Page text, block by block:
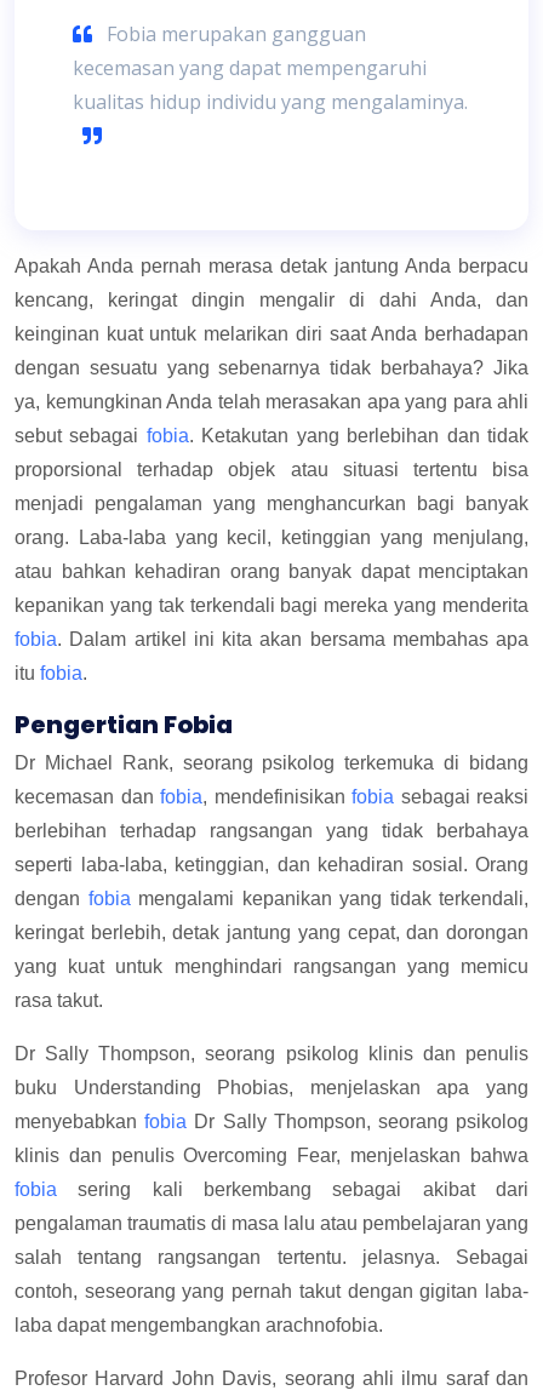
Fobia merupakan gangguan
kecemasan yang dapat mempengaruhi
kualitas hidup individu yang mengalaminya.
Apakah Anda pernah merasa detak jantung Anda berpacu
kencang, keringat dingin mengalir di dahi Anda, dan
keinginan kuat untuk melarikan diri saat Anda berhadapan
dengan sesuatu yang sebenarnya tidak berbahaya? Jika
ya, kemungkinan Anda telah merasakan apa yang para ahli
sebut sebagai fobia. Ketakutan yang berlebihan dan tidak
proporsional terhadap objek atau situasi tertentu bisa
menjadi pengalaman yang menghancurkan bagi banyak
orang. Laba-laba yang kecil, ketinggian yang menjulang,
atau bahkan kehadiran orang banyak dapat menciptakan
kepanikan yang tak terkendali bagi mereka yang menderita
fobia. Dalam artikel ini kita akan bersama membahas apa
itu fobia.
Pengertian Fobia
Dr Michael Rank, seorang psikolog terkemuka di bidang
kecemasan dan fobia, mendefinisikan fobia sebagai reaksi
berlebihan terhadap rangsangan yang tidak berbahaya
seperti laba-laba, ketinggian, dan kehadiran sosial. Orang
dengan fobia mengalami kepanikan yang tidak terkendali,
keringat berlebih, detak jantung yang cepat, dan dorongan
yang kuat untuk menghindari rangsangan yang memicu
rasa takut.
Dr Sally Thompson, seorang psikolog klinis dan penulis
buku Understanding Phobias, menjelaskan apa yang
menyebabkanfobia Dr Sally Thompson, seorang psikolog
klinis dan penulis Overcoming Fear, menjelaskan bahwa
fobia sering kali berkembang sebagai akibat dari
pengalaman traumatis di masa lalu atau pembelajaran yang
salah tentang rangsangan tertentu. jelasnya. Sebagai
contoh, seseorang yang pernah takut dengan gigitan laba-
laba dapat mengembangkan arachnofobia.
Profesor Harvard John Davis, seorang ahli ilmu saraf dan